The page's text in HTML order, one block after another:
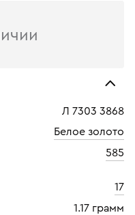
Л 7303 3868
Белое золото
585
17
1.17 грамм